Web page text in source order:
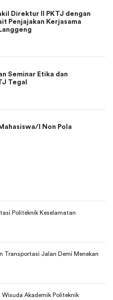
Direktur II PKTJ dengan
Penjajakan Kerjasama
Seminar Etika dan
Tegal
I Non Pola
Politeknik Keselamatan
Transportasi Jalan Demi Menekan
Akademik Politeknik